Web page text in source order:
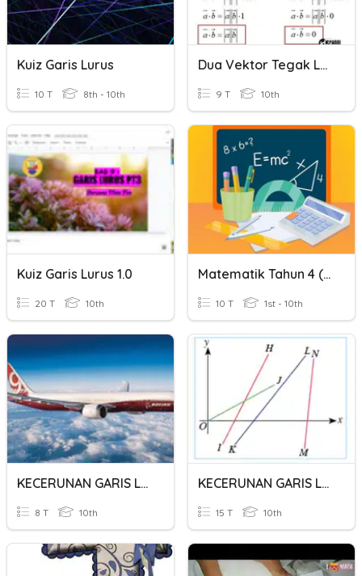
Kuiz Garis Lurus
10 T 8th - 10th
Dua Vektor Tegak Lurus
9 T 10th
Kuiz Garis Lurus 1.0
20 T 10th
Matematik Tahun 4 (Garis Selari Dan Garis Serenjang)
10 T 1st - 10th
KECERUNAN GARIS LURUS
8 T 10th
KECERUNAN GARIS LURUS
15 T 10th